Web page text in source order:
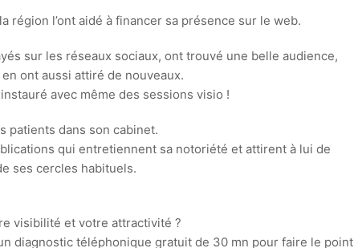
région l’ont aidé à financer sa présence sur le web.
sur les réseaux sociaux, ont trouvé une belle audience,
ont aussi attiré de nouveaux.
avec même des sessions visio !
patients dans son cabinet.
qui entretiennent sa notoriété et attirent à lui de
ses cercles habituels.
visibilité et votre attractivité ?
diagnostic téléphonique gratuit de 30 mn pour faire le point